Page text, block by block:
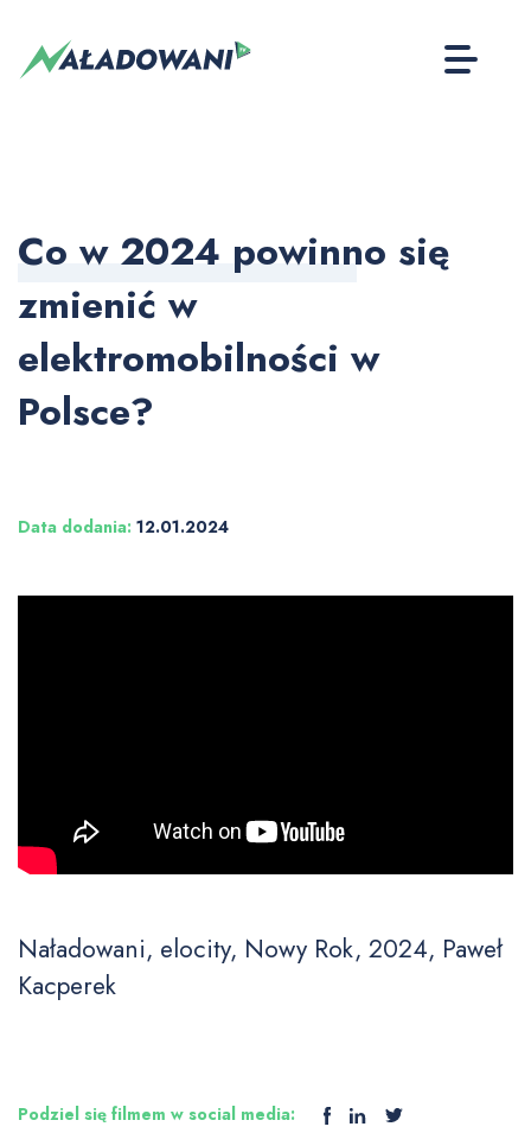
Co w 2024 powinno się
zmienić w
elektromobilności w
Polsce?
Data dodania: 12.01.2024
Naładowani, elocity, Nowy Rok, 2024, Paweł
Kacperek
Podziel się filmem w social media: